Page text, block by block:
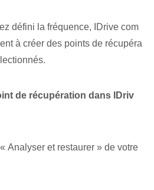
défini la fréquence, IDrive com
à créer des points de récupéra
de récupération dans IDriv
Analyser et restaurer » de votre